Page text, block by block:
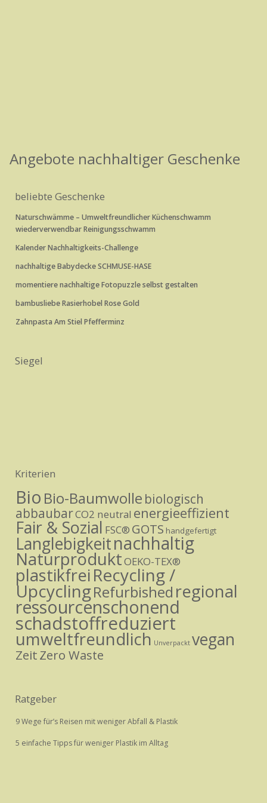
Angebote nachhaltiger Geschenke
beliebte Geschenke
Naturschwämme – Umweltfreundlicher Küchenschwamm
wiederverwendbar Reinigungsschwamm
Kalender Nachhaltigkeits-Challenge
nachhaltige Babydecke SCHMUSE-HASE
momentiere nachhaltige Fotopuzzle selbst gestalten
bambusliebe Rasierhobel Rose Gold
Zahnpasta Am Stiel Pfefferminz
Siegel
Kriterien
Bio Bio-Baumwolle biologisch
abbaubarCO2 neutral energieeffizient
Fair & Sozial FSC® GOTS handgefertigt
Langlebigkeitnachhaltig
NaturproduktOEKO-TEX®
plastikfreiRecycling /
UpcyclingRefurbished regional
ressourcenschonend
schadstoffreduziert
umweltfreundlich Unverpackt vegan
ZeitZero Waste
Ratgeber
9 Wege für’s Reisen mit weniger Abfall & Plastik
5 einfache Tipps für weniger Plastik im Alltag